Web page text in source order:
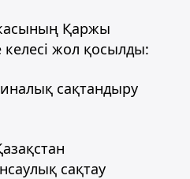
Қаржы
келесі жол қосылды:
сақтандыру
сақтау